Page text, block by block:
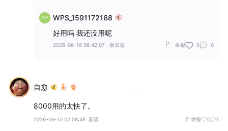
WPS_1591172168
好用吗 我还没用呢
2026-06-16 06:42:07 · 新加坡 举报 0 0
自愈
8000用的太快了。
2026-06-10 02:08:48 新疆 举报 0 1